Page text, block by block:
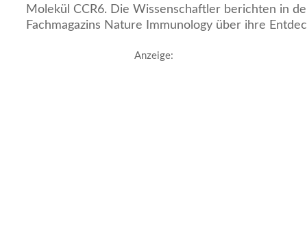
Molekül CCR6. Die Wissenschaftler berichten in
Fachmagazins Nature Immunology über ihre
Anzeige: